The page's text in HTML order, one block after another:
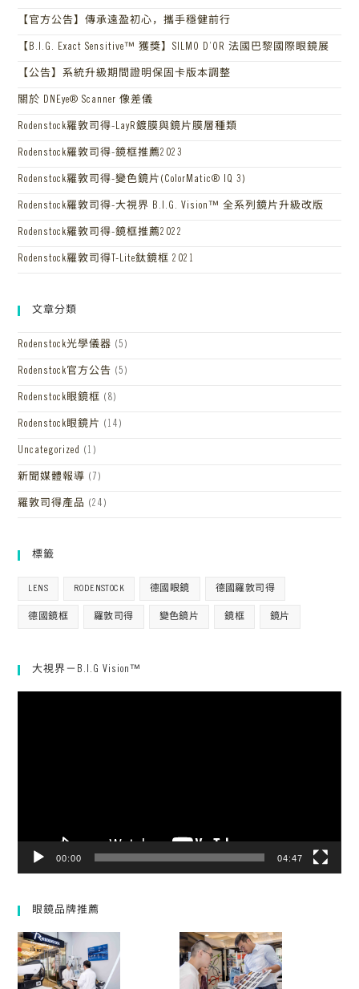
【官方公告】傳承遠盈初心，攜手穩健前行
【B.I.G. Exact Sensitive™ 獲獎】SILMO D’OR 法國巴黎國際眼鏡展
【公告】系統升級期間證明保固卡版本調整
關於 DNEye® Scanner 像差儀
Rodenstock羅敦司得-LayR鍍膜與鏡片膜層種類
Rodenstock羅敦司得-鏡框推薦2023
Rodenstock羅敦司得-變色鏡片(ColorMatic® IQ 3)
Rodenstock羅敦司得-大視界 B.I.G. Vision™ 全系列鏡片升級改版
Rodenstock羅敦司得-鏡框推薦2022
Rodenstock羅敦司得T-Lite鈦鏡框 2021
文章分類
Rodenstock光學儀器 (5)
Rodenstock官方公告 (5)
Rodenstock眼鏡框 (8)
Rodenstock眼鏡片 (14)
Uncategorized (1)
新聞媒體報導 (7)
羅敦司得產品 (24)
標籤
LENS RODENSTOCK 德國眼鏡 德國羅敦司得
德國鏡框 羅敦司得 變色鏡片 鏡框 鏡片
大視界－B.I.G Vision™
00:00 04:47
眼鏡品牌推薦